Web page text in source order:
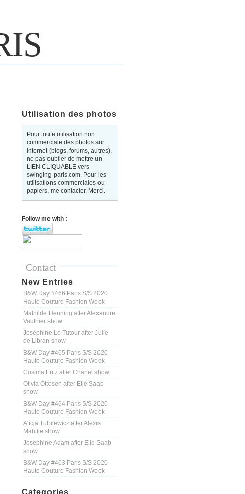
Utilisation des photos
Pour toute utilisation non
commerciale des photos sur
internet (blogs, forums, autres),
ne pas oublier de mettre un
LIEN CLIQUABLE vers
swinging-paris.com. Pour les
utilisations commerciales ou
papiers, me contacter. Merci.
Follow me with :
Contact
New Entries
B&W Day #466 Paris S/S 2020
Haute Couture Fashion Week
Mathilde Henning after Alexandre
Vauthier show
Joséphine Le Tutour after Julie
de Libran show
B&W Day #465 Paris S/S 2020
Haute Couture Fashion Week
Cosima Fritz after Chanel show
Olivia Ottosen after Elie Saab
show
B&W Day #464 Paris S/S 2020
Haute Couture Fashion Week
Alicja Tubilewicz after Alexis
Mabille show
Josephine Adam after Elie Saab
show
B&W Day #463 Paris S/S 2020
Haute Couture Fashion Week
Categories